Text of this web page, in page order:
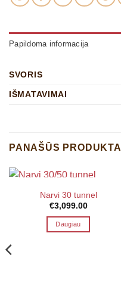
Papildoma informacija
SVORIS
IŠMATAVIMAI
PANAŠŪS PRODUKTAI
Narvi 30 tunnel
€3,099.00
Daugiau